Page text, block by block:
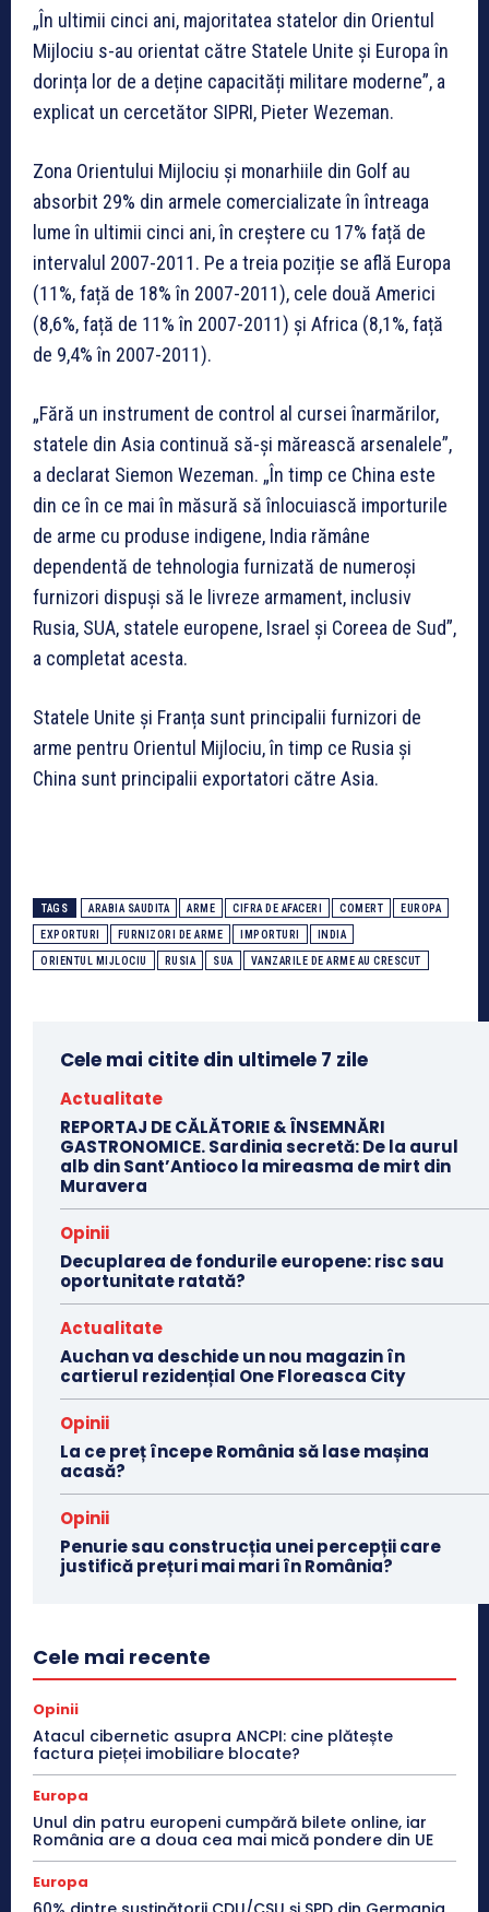
„În ultimii cinci ani, majoritatea statelor din Orientul
Mijlociu s-au orientat către Statele Unite și Europa în
dorința lor de a deține capacități militare moderne”, a
explicat un cercetător SIPRI, Pieter Wezeman.
Zona Orientului Mijlociu și monarhiile din Golf au
absorbit 29% din armele comercializate în întreaga
lume în ultimii cinci ani, în creștere cu 17% față de
intervalul 2007-2011. Pe a treia poziție se află Europa
(11%, față de 18% în 2007-2011), cele două Americi
(8,6%, față de 11% în 2007-2011) și Africa (8,1%, față
de 9,4% în 2007-2011).
„Fără un instrument de control al cursei înarmărilor,
statele din Asia continuă să-și mărească arsenalele”,
a declarat Siemon Wezeman. „În timp ce China este
din ce în ce mai în măsură să înlocuiască importurile
de arme cu produse indigene, India rămâne
dependentă de tehnologia furnizată de numeroși
furnizori dispuși să le livreze armament, inclusiv
Rusia, SUA, statele europene, Israel și Coreea de Sud”,
a completat acesta.
Statele Unite și Franța sunt principalii furnizori de
arme pentru Orientul Mijlociu, în timp ce Rusia și
China sunt principalii exportatori către Asia.
TAGS ARABIA SAUDITA ARME CIFRA DE AFACERI COMERT EUROPA
EXPORTURI FURNIZORI DE ARME IMPORTURI INDIA
ORIENTUL MIJLOCIU RUSIA SUA VANZARILE DE ARME AU CRESCUT
Cele mai citite din ultimele 7 zile
Actualitate
REPORTAJ DE CĂLĂTORIE & ÎNSEMNĂRI
GASTRONOMICE. Sardinia secretă: De la aurul
alb din Sant’Antioco la mireasma de mirt din
Muravera
Opinii
Decuplarea de fondurile europene: risc sau
oportunitate ratată?
Actualitate
Auchan va deschide un nou magazin în
cartierul rezidențial One Floreasca City
Opinii
La ce preț începe România să lase mașina
acasă?
Opinii
Penurie sau construcția unei percepții care
justifică prețuri mai mari în România?
Cele mai recente
Opinii
Atacul cibernetic asupra ANCPI: cine plătește
factura pieței imobiliare blocate?
Europa
Unul din patru europeni cumpără bilete online, iar
România are a doua cea mai mică pondere din UE
Europa